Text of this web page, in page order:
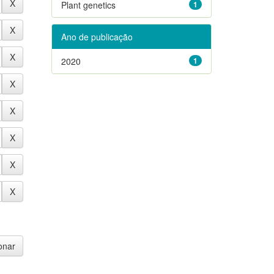
1
Plant genetics
Ano de publicação
1
2020